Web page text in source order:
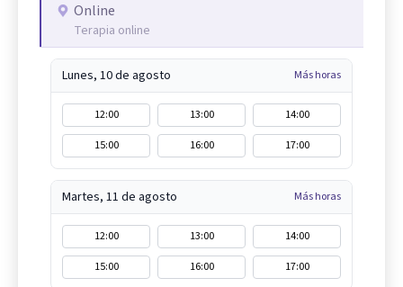
Online
Terapia online
Lunes, 10 de agosto Más horas
12:00 13:00
14:00
15:00
16:00 17:00
Martes, 11 de agosto Más horas
12:00 13:00
14:00
15:00
16:00 17:00